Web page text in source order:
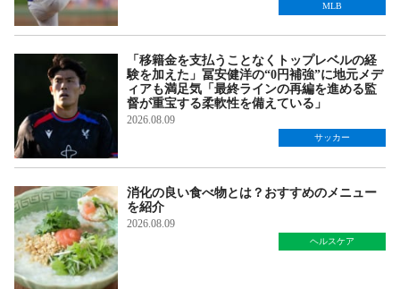
MLB
「移籍金を支払うことなくトップレベルの経
験を加えた」冨安健洋の“0円補強”に地元メデ
ィアも満足気「最終ラインの再編を進める監
督が重宝する柔軟性を備えている」
2026.08.09
サッカー
消化の良い食べ物とは？おすすめのメニュー
を紹介
2026.08.09
ヘルスケア